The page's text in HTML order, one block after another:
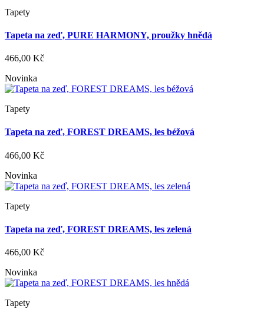
Tapety
Tapeta na zeď, PURE HARMONY, proužky hnědá
466,00 Kč
Novinka
Tapety
Tapeta na zeď, FOREST DREAMS, les béžová
466,00 Kč
Novinka
Tapety
Tapeta na zeď, FOREST DREAMS, les zelená
466,00 Kč
Novinka
Tapety